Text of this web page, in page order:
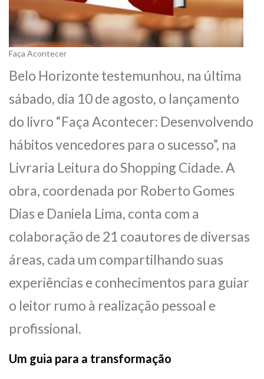
Faça Acontecer
Belo Horizonte testemunhou, na última
sábado, dia 10 de agosto, o lançamento
do livro “Faça Acontecer: Desenvolvendo
hábitos vencedores para o sucesso”, na
Livraria Leitura do Shopping Cidade. A
obra, coordenada por Roberto Gomes
Dias e Daniela Lima, conta com a
colaboração de 21 coautores de diversas
áreas, cada um compartilhando suas
experiências e conhecimentos para guiar
o leitor rumo à realização pessoal e
profissional.
Um guia para a transformação